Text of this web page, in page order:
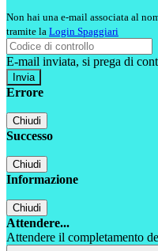
Non hai una e-mail associata al
tramite la Login Spaggiari
E-mail inviata, si prega di
Errore
Chiudi
Successo
Chiudi
Informazione
Chiudi
Attendere...
Attendere il completamento